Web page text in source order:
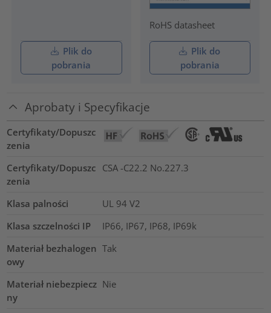
Plik do
pobrania
RoHS datasheet
Plik do
pobrania
Aprobaty i Specyfikacje
Certyfikaty/Dopuszc
zenia
Certyfikaty/Dopuszc
zenia
CSA -C22.2 No.227.3
Klasa palności
UL 94 V2
Klasa szczelności IP
IP66, IP67, IP68, IP69k
Materiał bezhalogen
owy
Tak
Materiał niebezpiecz
ny
Nie